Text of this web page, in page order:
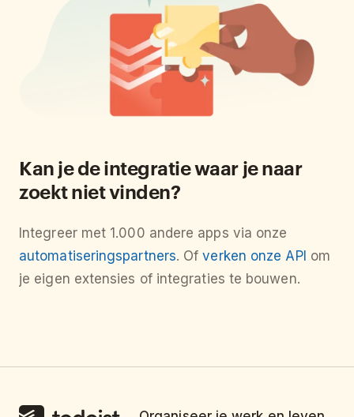
Kan je de integratie waar je naar
zoekt niet vinden?
Integreer met 1.000 andere apps via onze
automatiseringspartners. Ofverken onze API om
je eigen extensies of integraties te bouwen.